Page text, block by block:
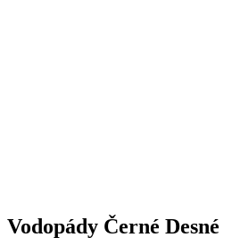
Vodopády Černé Desné